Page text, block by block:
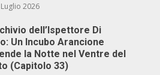
2026
dell’Ispettore Di
Un Incubo Arancione
la Notte nel Ventre del
(Capitolo 33)